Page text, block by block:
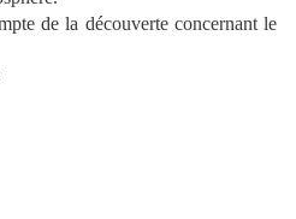
de la découverte concernant le